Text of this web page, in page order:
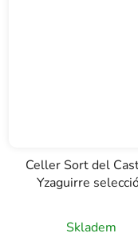
Celler Sort del
Yzaguirre
Skladem